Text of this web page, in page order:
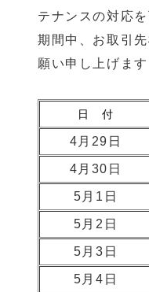
テナンスの対応
期間中、お取引
願い申し上げます
日 付
4月29日
4月30日
5月1日
5月2日
5月3日
5月4日